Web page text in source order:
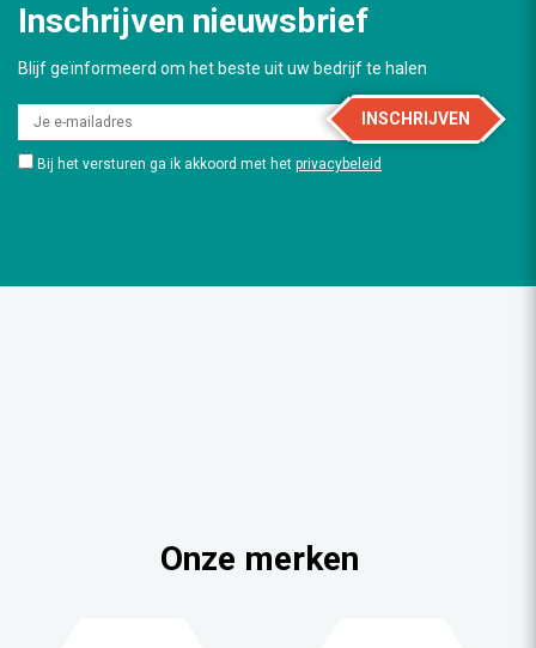
Inschrijven nieuwsbrief
Blijf geïnformeerd om het beste uit uw bedrijf te halen
INSCHRIJVEN
Bij het versturen ga ik akkoord met het privacybeleid
Onze merken